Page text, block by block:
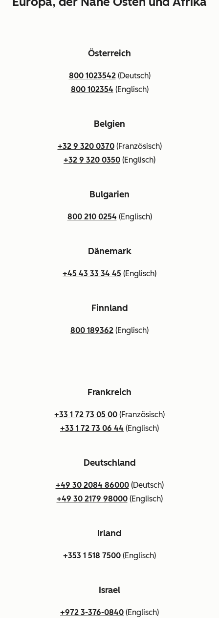
Österreich
800 1023542(Deutsch)
800 102354 (Englisch)
Belgien
+32 9 320 0370(Französisch)
+32 9 320 0350 (Englisch)
Bulgarien
800 210 0254 (Englisch)
Dänemark
+45 43 33 34 45 (Englisch)
Finnland
800 189362 (Englisch)
Frankreich
+33 1 72 73 05 00 (Französisch)
+33 1 72 73 06 44 (Englisch)
Deutschland
+49 30 2084 86000(Deutsch)
+49 30 2179 98000(Englisch)
Irland
+353 1 518 7500 (Englisch)
Israel
+972 3-376-0840 (Englisch)